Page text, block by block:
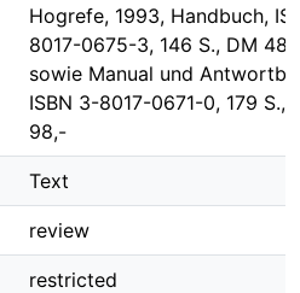
Hogrefe, 1993, Handbuch,
8017-0675-3, 146 S., DM 48,-
sowie Manual und
ISBN 3-8017-0671-0, 179 S.,
98,-
Text
review
restricted